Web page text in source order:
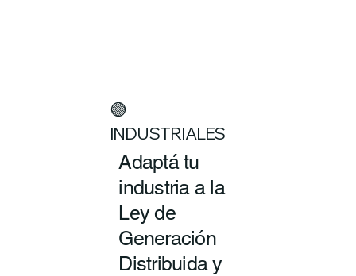
🟢
INDUSTRIALES
Adaptá tu
industria a la
Ley de
Generación
Distribuida y